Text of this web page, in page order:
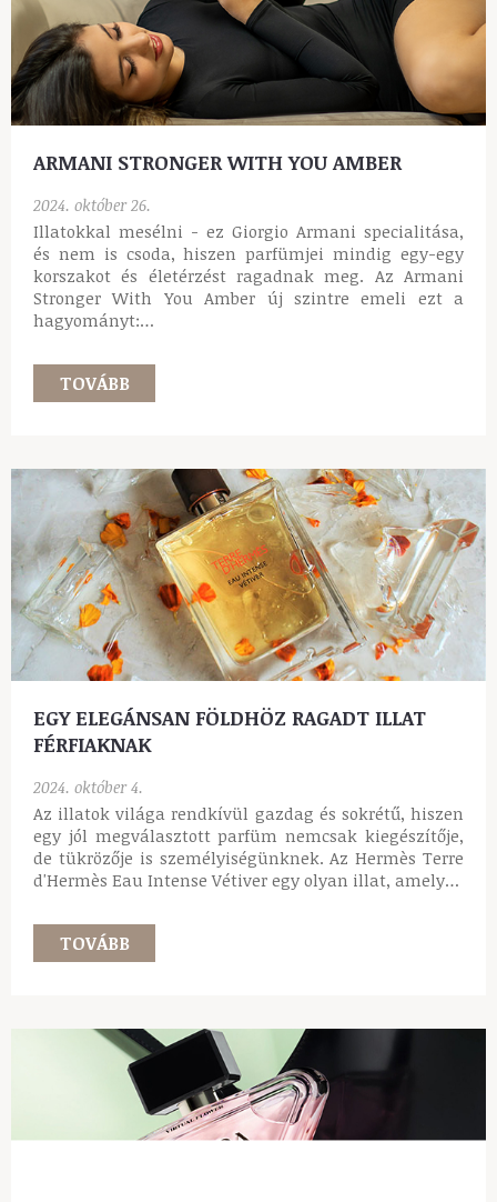
ARMANI STRONGER WITH YOU AMBER
2024. október 26.
Illatokkal mesélni - ez Giorgio Armani specialitása,
és nem is csoda, hiszen parfümjei mindig egy-egy
korszakot és életérzést ragadnak meg. Az Armani
Stronger With You Amber új szintre emeli ezt a
hagyományt:…
TOVÁBB
EGY ELEGÁNSAN FÖLDHÖZ RAGADT ILLAT
FÉRFIAKNAK
2024. október 4.
Az illatok világa rendkívül gazdag és sokrétű, hiszen
egy jól megválasztott parfüm nemcsak kiegészítője,
de tükrözője is személyiségünknek. Az Hermès Terre
d'Hermès Eau Intense Vétiver egy olyan illat, amely…
TOVÁBB